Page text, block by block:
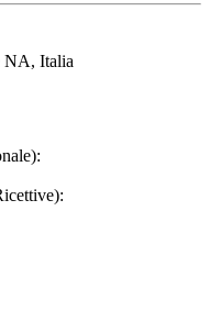
NA, Italia